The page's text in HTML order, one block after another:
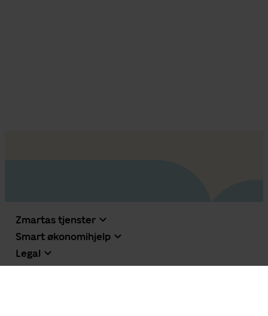
Zmartas tjenster
Smart økonomihjelp
Legal
Om oss